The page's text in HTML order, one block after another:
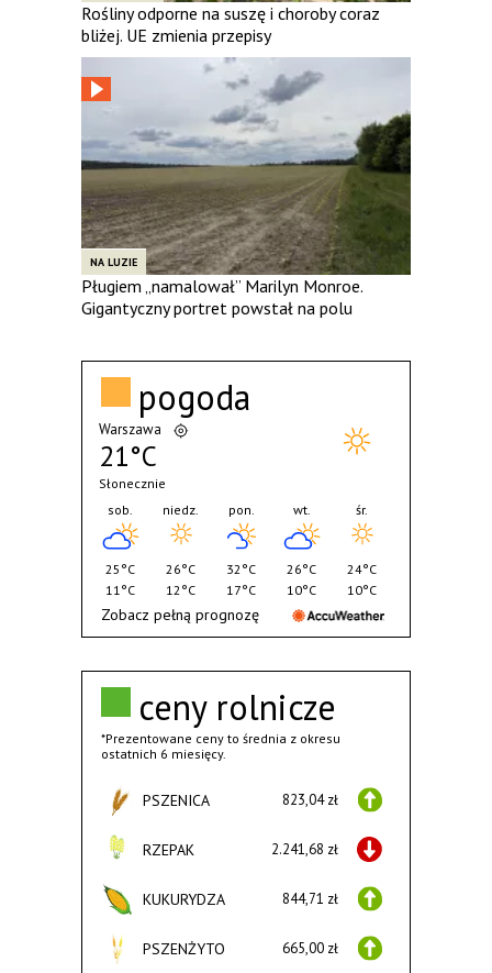
Rośliny odporne na suszę i choroby coraz
bliżej. UE zmienia przepisy
NA LUZIE
Pługiem „namalował” Marilyn Monroe.
Gigantyczny portret powstał na polu
ceny rolnicze
*Prezentowane ceny to średnia z okresu
ostatnich 6 miesięcy.
PSZENICA 823,04 zł
RZEPAK 2.241,68 zł
KUKURYDZA 844,71 zł
PSZENŻYTO 665,00 zł
pogoda
Warszawa
21°C
Słonecznie
sob.
25°C
11°C
niedz.
26°C
12°C
pon.
32°C
17°C
wt.
26°C
10°C
śr.
24°C
10°C
Zobacz pełną prognozę